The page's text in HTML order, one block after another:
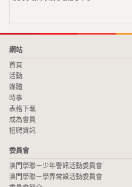
網站
首頁
活動
媒體
時事
表格下載
成為會員
招聘資訊
委員會
澳門學聯－少年警訊活動委員會
澳門學聯－學界常設活動委員會